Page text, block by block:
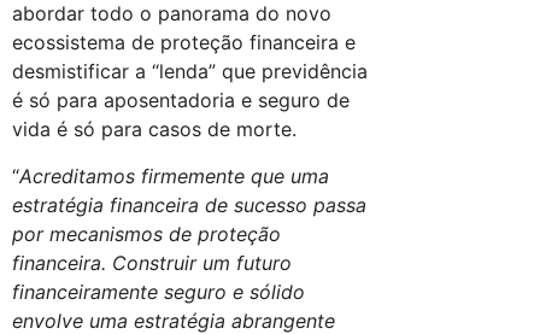
abordar todo o panorama do novo
ecossistema de proteção financeira e
desmistificar a “lenda” que previdência
é só para aposentadoria e seguro de
vida é só para casos de morte.
“Acreditamos firmemente que uma
estratégia financeira de sucesso passa
por mecanismos de proteção
financeira. Construir um futuro
financeiramente seguro e sólido
envolve uma estratégia abrangente